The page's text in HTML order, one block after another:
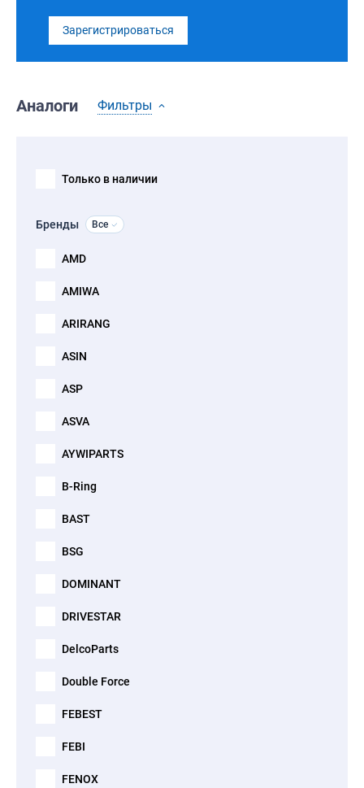
Зарегистрироваться
Аналоги Фильтры
Только в наличии
Бренды Все
AMD
AMIWA
ARIRANG
ASIN
ASP
ASVA
AYWIPARTS
B-Ring
BAST
BSG
DOMINANT
DRIVESTAR
DelcoParts
Double Force
FEBEST
FEBI
FENOX